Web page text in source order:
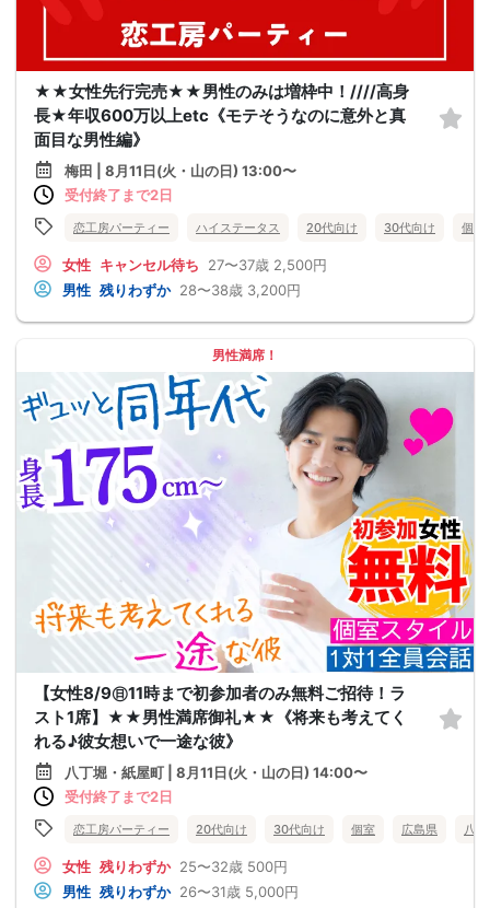
★★女性先行完売★★男性のみは増枠中！////高身
長★年収600万以上etc《モテそうなのに意外と真
面目な男性編》
梅田 | 8月11日(火・山の日) 13:00〜
受付終了まで2日
恋工房パーティー ハイステータス 20代向け 30代向け 個室
女性 キャンセル待ち 27〜37歳 2,500円
男性 残りわずか 28〜38歳 3,200円
男性満席！
【女性8/9㊐11時まで初参加者のみ無料ご招待！ラ
スト1席】★★男性満席御礼★★《将来も考えてく
れる♪彼女想いで一途な彼》
八丁堀・紙屋町 | 8月11日(火・山の日) 14:00〜
受付終了まで2日
恋工房パーティー 20代向け 30代向け 個室 広島県 八
女性 残りわずか 25〜32歳 500円
男性 残りわずか 26〜31歳 5,000円